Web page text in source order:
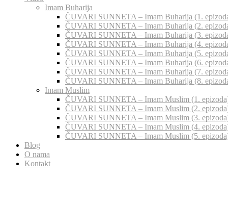
Imam Buharija
ČUVARI SUNNETA – Imam Buharija (1.
ČUVARI SUNNETA – Imam Buharija (2.
ČUVARI SUNNETA – Imam Buharija (3.
ČUVARI SUNNETA – Imam Buharija (4.
ČUVARI SUNNETA – Imam Buharija (5.
ČUVARI SUNNETA – Imam Buharija (6.
ČUVARI SUNNETA – Imam Buharija (7.
ČUVARI SUNNETA – Imam Buharija (8.
Imam Muslim
ČUVARI SUNNETA – Imam Muslim (1.
ČUVARI SUNNETA – Imam Muslim (2.
ČUVARI SUNNETA – Imam Muslim (3.
ČUVARI SUNNETA – Imam Muslim (4.
ČUVARI SUNNETA – Imam Muslim (5.
Blog
O nama
Kontakt